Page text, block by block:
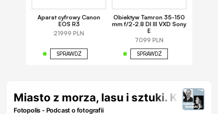
Aparat cyfrowy Canon
EOS R3
21999 PLN
SPRAWDŹ
Obiektyw Tamron 35-150
mm f/2-2.8 DI III VXD Sony
E
7099 PLN
SPRAWDŹ